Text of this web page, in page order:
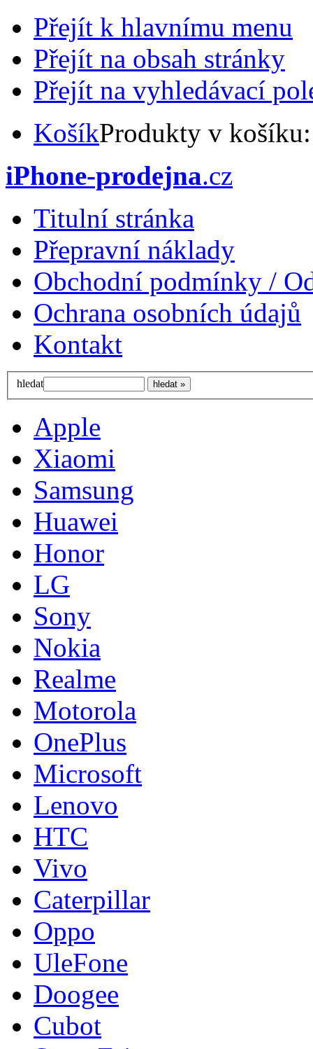
Přejít k hlavnímu menu
Přejít na obsah stránky
Přejít na vyhledávací
KošíkProdukty v
iPhone-prodejna.cz
Titulní stránka
Přepravní náklady
Obchodní podmínky /
Ochrana osobních údajů
Kontakt
hledat
Apple
Xiaomi
Samsung
Huawei
Honor
LG
Sony
Nokia
Realme
Motorola
OnePlus
Microsoft
Lenovo
HTC
Vivo
Caterpillar
Oppo
UleFone
Doogee
Cubot